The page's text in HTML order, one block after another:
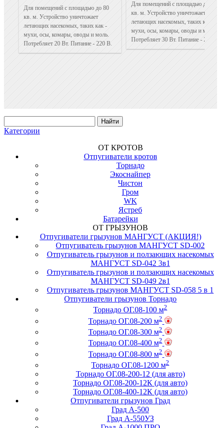
Для помещений с площадью до 80
кв. м. Устройство уничтожает
летающих насекомых, таких как -
мухи, осы, комары, оводы и моль.
Потребляет 20 Вт. Питание - 220 В.
Для помещений с площадью до 120
кв. м. Устройство уничтожает
летающих насекомых, таких как -
мухи, осы, комары, оводы и моль.
Потребляет 30 Вт. Питание - 220 В.
Категории
ОТ КРОТОВ
Отпугиватели кротов
Торнадо
Экоснайпер
Чистон
Гром
WK
Ястреб
Батарейки
ОТ ГРЫЗУНОВ
Отпугиватели грызунов МАНГУСТ (АКЦИЯ!)
Отпугиватель грызунов МАНГУСТ SD-002
Отпугиватель грызунов и ползающих насекомых
МАНГУСТ SD-042 3в1
Отпугиватель грызунов и ползающих насекомых
МАНГУСТ SD-049 2в1
Отпугиватель грызунов МАНГУСТ SD-058 5 в 1
Отпугиватели грызунов Торнадо
Торнадо ОГ.08-100 м2
Торнадо ОГ.08-200 м2
Торнадо ОГ.08-300 м2
Торнадо ОГ.08-400 м2
Торнадо ОГ.08-800 м2
Торнадо ОГ.08-1200 м2
Торнадо ОГ.08-200-12 (для авто)
Торнадо ОГ.08-200-12К (для авто)
Торнадо ОГ.08-400-12К (для авто)
Отпугиватели грызунов Град
Град А-500
Град А-550УЗ